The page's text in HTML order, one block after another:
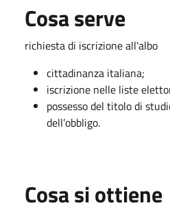
Cosa serve
richiesta di iscrizione all'albo
cittadinanza italiana;
iscrizione nelle liste
possesso del titolo di
dell’obbligo.
Cosa si ottiene